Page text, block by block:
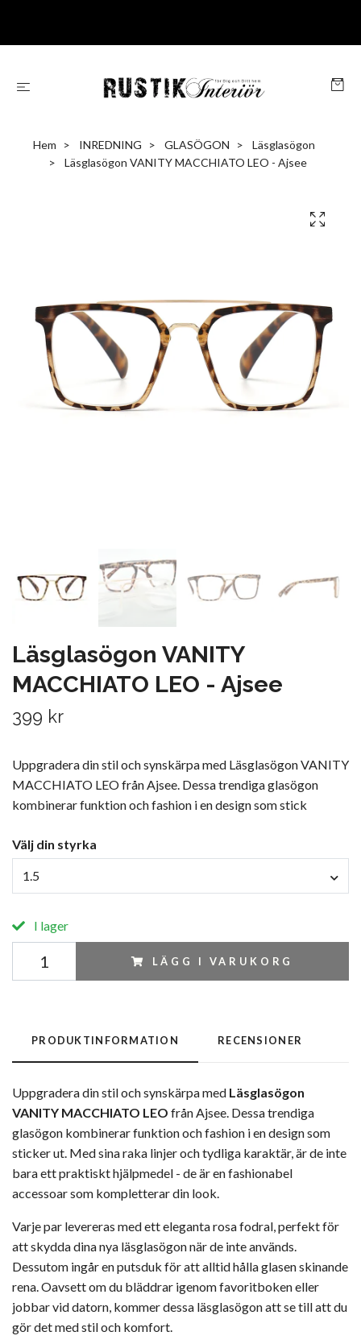
Hem INREDNING GLASÖGON
Läsglasögon
Läsglasögon VANITY MACCHIATO LEO - Ajsee
Läsglasögon VANITY
MACCHIATO LEO - Ajsee
399 kr
Uppgradera din stil och synskärpa med Läsglasögon VANITY
MACCHIATO LEO från Ajsee. Dessa trendiga glasögon
kombinerar funktion och fashion i en design som stick
Välj din styrka
1.5
I lager
LÄGG I VARUKORG
PRODUKTINFORMATION RECENSIONER
Uppgradera din stil och synskärpa med Läsglasögon
VANITY MACCHIATO LEO från Ajsee. Dessa trendiga
glasögon kombinerar funktion och fashion i en design som
sticker ut. Med sina raka linjer och tydliga karaktär, är de inte
bara ett praktiskt hjälpmedel - de är en fashionabel
accessoar som kompletterar din look.
Varje par levereras med ett eleganta rosa fodral, perfekt för
att skydda dina nya läsglasögon när de inte används.
Dessutom ingår en putsduk för att alltid hålla glasen skinande
rena. Oavsett om du bläddrar igenom favoritboken eller
jobbar vid datorn, kommer dessa läsglasögon att se till att du
gör det med stil och komfort.